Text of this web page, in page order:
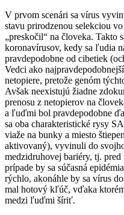
V prvom scenári sa vírus
stavu prirodzenou selekciou
„preskočil“ na človeka. Takto
koronavírusov, kedy sa ľudia
pravdepodobne od cibetiek
Vedci ako
netopiere, pretože genóm
Avšak neexistujú žiadne
prenosu z netopierov na
a ľuďmi bol pravdepodobne
sa oba charakteristické rysy
viaže na bunky a miesto
aktivovaný), vyvinuli do
medzidruhovej bariéry, tj.
prípade by sa súčasná
rýchlo, akonáhle by sa vírus
mal hotový kľúč, vďaka
medzi ľuďmi šíriť.